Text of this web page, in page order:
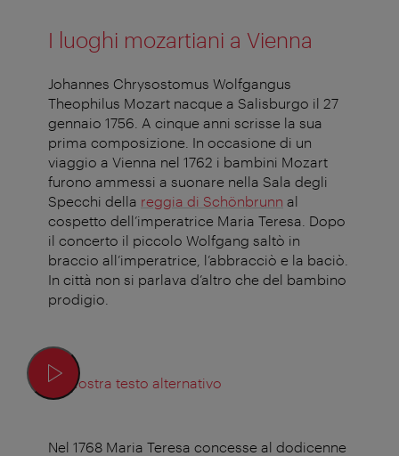
I luoghi mozartiani a Vienna
Johannes Chrysostomus Wolfgangus
Theophilus Mozart nacque a Salisburgo il 27
gennaio 1756. A cinque anni scrisse la sua
prima composizione. In occasione di un
viaggio a Vienna nel 1762 i bambini Mozart
furono ammessi a suonare nella Sala degli
Specchi della reggia di Schönbrunn al
cospetto dell’imperatrice Maria Teresa. Dopo
il concerto il piccolo Wolfgang saltò in
braccio all’imperatrice, l’abbracciò e la baciò.
In città non si parlava d’altro che del bambino
prodigio.
Mostra testo alternativo
Nel 1768 Maria Teresa concesse al dodicenne